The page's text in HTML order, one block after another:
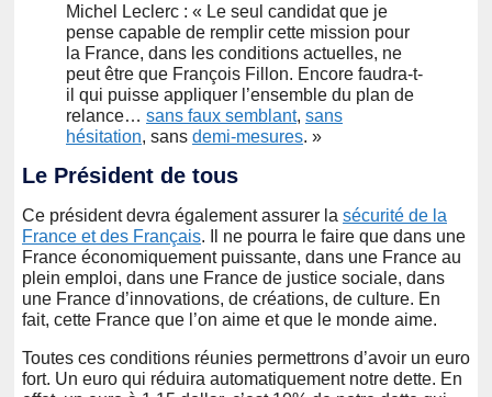
Michel Leclerc : « Le seul candidat que je
pense capable de remplir cette mission pour
la France, dans les conditions actuelles, ne
peut être que François Fillon. Encore faudra-t-
il qui puisse appliquer l’ensemble du plan de
relance… sans faux semblant, sans
hésitation, sans demi-mesures. »
Le Président de tous
Ce président devra également assurer la sécurité de la
France et des Français. Il ne pourra le faire que dans une
France économiquement puissante, dans une France au
plein emploi, dans une France de justice sociale, dans
une France d’innovations, de créations, de culture. En
fait, cette France que l’on aime et que le monde aime.
Toutes ces conditions réunies permettrons d’avoir un euro
fort. Un euro qui réduira automatiquement notre dette. En